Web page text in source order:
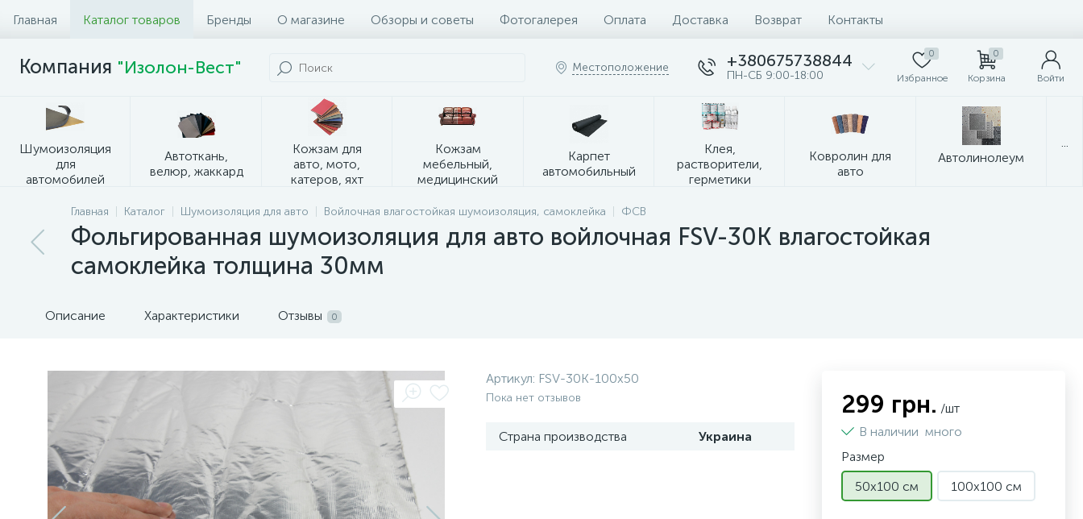
Главная Каталог товаров Бренды О магазине Обзоры и советы Фотогалерея Оплата Доставка Возврат Контакты
Компания "Изолон-Вест" Местоположение +380675738844
ПН-СБ 9:00-18:00
0
Избранное
0
Корзина Войти
Шумоизоляция
для
автомобилей
Автоткань,
велюр, жаккард
Кожзам для
авто, мото,
катеров, яхт
Кожзам
мебельный,
медицинский
Карпет
автомобильный
Клея,
растворители,
герметики
Ковролин для
авто
Автолинолеум
Главная Каталог Шумоизоляция для авто Войлочная влагостойкая шумоизоляция, самоклейка ФСВ
Фольгированная шумоизоляция для авто войлочная FSV-30К влагостойкая
самоклейка толщина 30мм
Описание Характеристики Отзывы 0
Артикул: FSV-30K-100x50
Пока нет отзывов
Страна производства Украина
299 грн. /шт
В наличии много
Размер
50х100 см
100х100 см